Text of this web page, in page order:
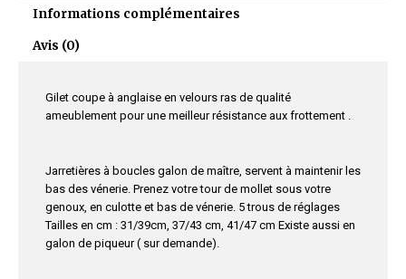
Informations complémentaires
Avis (0)
Gilet coupe à anglaise en velours ras de qualité
ameublement pour une meilleur résistance aux frottement .
Jarretières à boucles galon de maître, servent à maintenir les
bas des vénerie. Prenez votre tour de mollet sous votre
genoux, en culotte et bas de vénerie. 5 trous de réglages
Tailles en cm : 31/39cm, 37/43 cm, 41/47 cm Existe aussi en
galon de piqueur ( sur demande).